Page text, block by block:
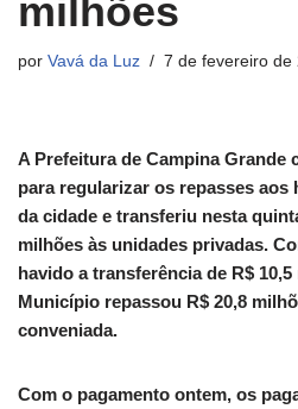
milhões
por Vavá da Luz 7 de fevereiro de
A Prefeitura de Campina
para regularizar os repasses
da cidade e transferiu nesta
milhões às unidades privadas.
havido a transferência de R$
Município repassou R$ 20,8
conveniada.
Com o pagamento ontem, os